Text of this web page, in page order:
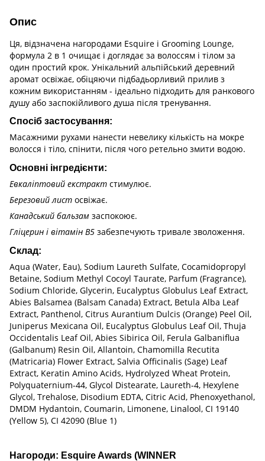
Опис
Ця, відзначена нагородами Esquire і Grooming Lounge,
формула 2 в 1 очищає і доглядає за волоссям і тілом за
один простий крок. Унікальний альпійський деревний
аромат освіжає, обіцяючи підбадьорливий прилив з
кожним використанням - ідеально підходить для ранкового
душу або заспокійливого душа після тренування.
Спосіб застосування:
Масажними рухами нанести невелику кількість на мокре
волосся і тіло, спінити, після чого ретельно змити водою.
Основні інгредієнти:
Евкаліптовий екстракт стимулює.
Березовий лист освіжає.
Канадський бальзам заспокоює.
Гліцерин і вітамін В5 забезпечують тривале зволоження.
Склад:
Aqua (Water, Eau), Sodium Laureth Sulfate, Cocamidopropyl
Betaine, Sodium Methyl Cocoyl Taurate, Parfum (Fragrance),
Sodium Chloride, Glycerin, Eucalyptus Globulus Leaf Extract,
Abies Balsamea (Balsam Canada) Extract, Betula Alba Leaf
Extract, Panthenol, Citrus Aurantium Dulcis (Orange) Peel Oil,
Juniperus Mexicana Oil, Eucalyptus Globulus Leaf Oil, Thuja
Occidentalis Leaf Oil, Abies Sibirica Oil, Ferula Galbaniflua
(Galbanum) Resin Oil, Allantoin, Chamomilla Recutita
(Matricaria) Flower Extract, Salvia Officinalis (Sage) Leaf
Extract, Keratin Amino Acids, Hydrolyzed Wheat Protein,
Polyquaternium-44, Glycol Distearate, Laureth-4, Hexylene
Glycol, Trehalose, Disodium EDTA, Citric Acid, Phenoxyethanol,
DMDM Hydantoin, Coumarin, Limonene, Linalool, CI 19140
(Yellow 5), CI 42090 (Blue 1)
Нагороди: Esquire Awards (WINNER